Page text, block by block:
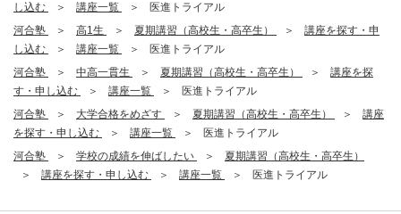
し込む
講座一覧
医進トライアル
河合塾
高1生 夏期講習（高校生・高卒生）
講座を探す・申
し込む
講座一覧
医進トライアル
河合塾
中高一貫生 夏期講習（高校生・高卒生）
講座を探
す・申し込む
講座一覧
医進トライアル
河合塾
大学合格をめざす 夏期講習（高校生・高卒生）
講座
を探す・申し込む
講座一覧
医進トライアル
河合塾
学校の成績を伸ばしたい
夏期講習（高校生・高卒生）
講座を探す・申し込む
講座一覧 医進トライアル